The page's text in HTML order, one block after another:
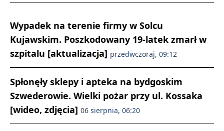
Wypadek na terenie firmy w Solcu
Kujawskim. Poszkodowany 19-latek zmarł w
szpitalu [aktualizacja] przedwczoraj, 09:12
Spłonęły sklepy i apteka na bydgoskim
Szwederowie. Wielki pożar przy ul. Kossaka
[wideo, zdjęcia] 06 sierpnia, 06:20